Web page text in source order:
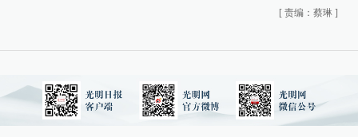
[ 责编：蔡琳 ]